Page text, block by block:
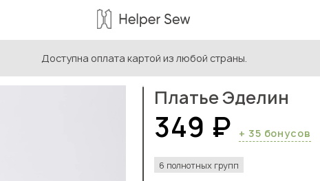
Доступна оплата картой из любой страны.
женской одежды / Выкройки платьев и сарафанов
Платье Эделин
349 ₽ + 35 бонусов
6 полнотных групп